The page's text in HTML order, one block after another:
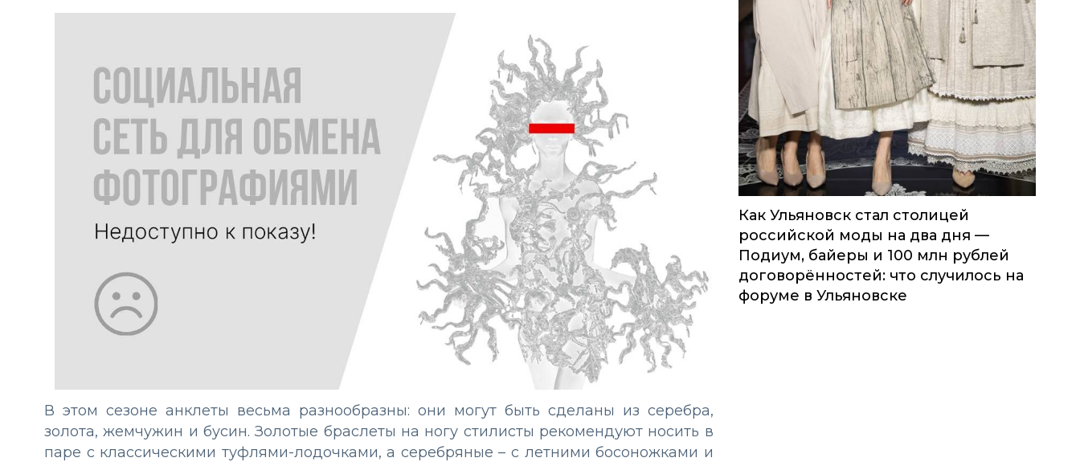
В этом сезоне анклеты весьма разнообразны: они могут быть сделаны из серебра,
золота, жемчужин и бусин. Золотые браслеты на ногу стилисты рекомендуют носить в
паре с классическими туфлями-лодочками, а серебряные – с летними босоножками и
Как Ульяновск стал столицей
российской моды на два дня —
Подиум, байеры и 100 млн рублей
договорённостей: что случилось на
форуме в Ульяновске